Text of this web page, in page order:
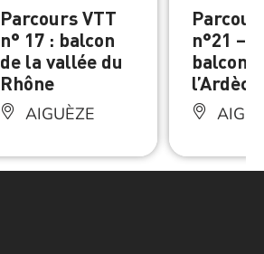
Parcours VTT
n° 17 : balcon
de la vallée du
Rhône
AIGUÈZE
n°21 –
balcons